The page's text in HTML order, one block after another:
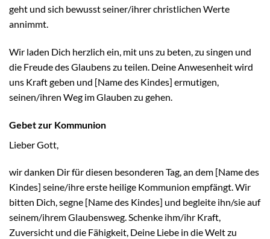
geht und sich bewusst seiner/ihrer christlichen Werte
annimmt.
Wir laden Dich herzlich ein, mit uns zu beten, zu singen und
die Freude des Glaubens zu teilen. Deine Anwesenheit wird
uns Kraft geben und [Name des Kindes] ermutigen,
seinen/ihren Weg im Glauben zu gehen.
Gebet zur Kommunion
Lieber Gott,
wir danken Dir für diesen besonderen Tag, an dem [Name des
Kindes] seine/ihre erste heilige Kommunion empfängt. Wir
bitten Dich, segne [Name des Kindes] und begleite ihn/sie auf
seinem/ihrem Glaubensweg. Schenke ihm/ihr Kraft,
Zuversicht und die Fähigkeit, Deine Liebe in die Welt zu